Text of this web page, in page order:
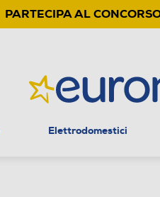
PARTECIPA AL
Elettrodomestici